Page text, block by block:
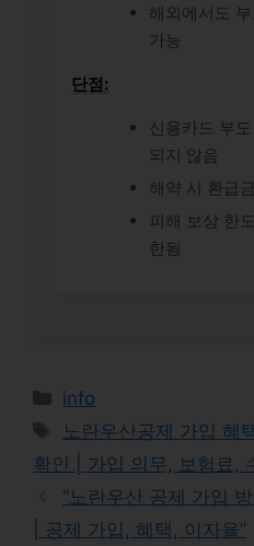
해외에서도
가능
단점:
신용카드 부
되지 않음
해약 시 환급
피해 보상 한
한됨
Categories
info
Tags
노란우산공제 가입 혜
확인 | 가입 의무, 보험료,
“노란우산 공제 가입
| 공제 가입, 혜택, 이자율”